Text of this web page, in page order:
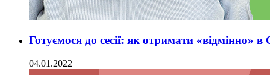
Готуємося до сесії: як отримати «відмінно»
04.01.2022